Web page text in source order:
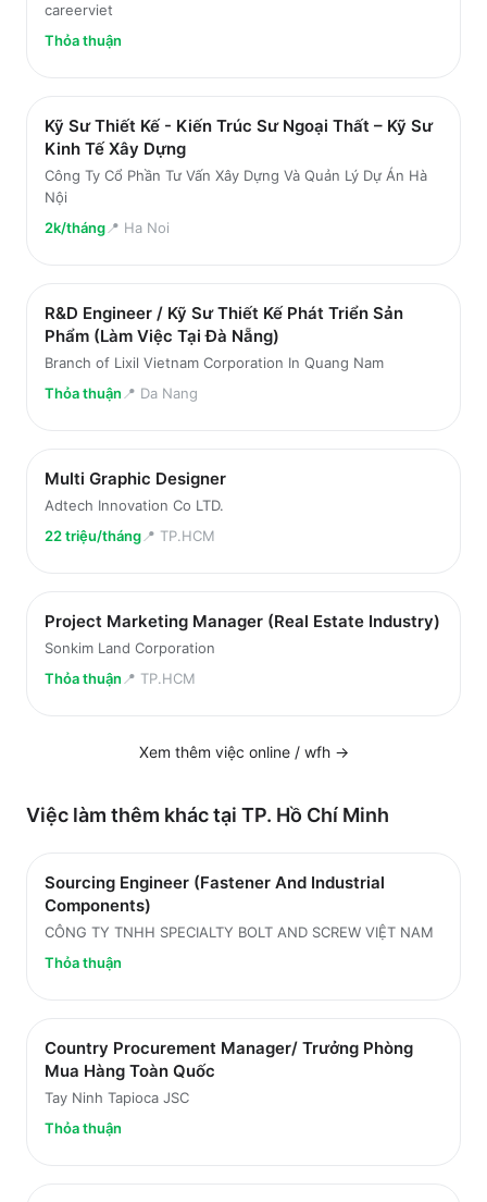
careerviet
Thỏa thuận
Kỹ Sư Thiết Kế - Kiến Trúc Sư Ngoại Thất – Kỹ Sư
Kinh Tế Xây Dựng
Công Ty Cổ Phần Tư Vấn Xây Dựng Và Quản Lý Dự Án Hà
Nội
2k/tháng📍 Ha Noi
R&D Engineer / Kỹ Sư Thiết Kế Phát Triển Sản
Phẩm (Làm Việc Tại Đà Nẵng)
Branch of Lixil Vietnam Corporation In Quang Nam
Thỏa thuận 📍 Da Nang
Multi Graphic Designer
Adtech Innovation Co LTD.
22 triệu/tháng📍 TP.HCM
Project Marketing Manager (Real Estate Industry)
Sonkim Land Corporation
Thỏa thuận 📍 TP.HCM
Xem thêm việc online / wfh→
Việc làm thêm khác tại TP. Hồ Chí Minh
Sourcing Engineer (Fastener And Industrial
Components)
CÔNG TY TNHH SPECIALTY BOLT AND SCREW VIỆT NAM
Thỏa thuận
Country Procurement Manager/ Trưởng Phòng
Mua Hàng Toàn Quốc
Tay Ninh Tapioca JSC
Thỏa thuận